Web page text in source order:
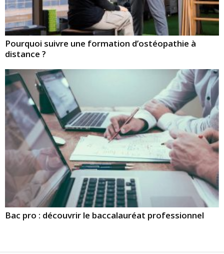
Pourquoi suivre une formation d’ostéopathie à
distance ?
Bac pro : découvrir le baccalauréat professionnel